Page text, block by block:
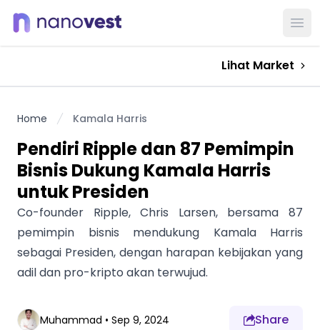
Lihat Market
Home Kamala Harris
Pendiri Ripple dan 87 Pemimpin
Bisnis Dukung Kamala Harris
untuk Presiden
Co-founder Ripple, Chris Larsen, bersama 87
pemimpin bisnis mendukung Kamala Harris
sebagai Presiden, dengan harapan kebijakan yang
adil dan pro-kripto akan terwujud.
Muhammad • Sep 9, 2024 Share